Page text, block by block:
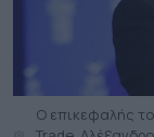
O επικεφαλής